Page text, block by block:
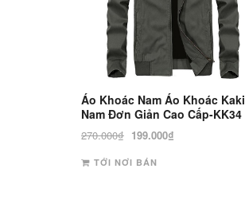
Áo Khoác Nam Áo Khoác Kaki
Nam Đơn Giản Cao Cấp-KK34
270.000₫ Giá
là:
199.000₫
TỚI NƠI BÁN